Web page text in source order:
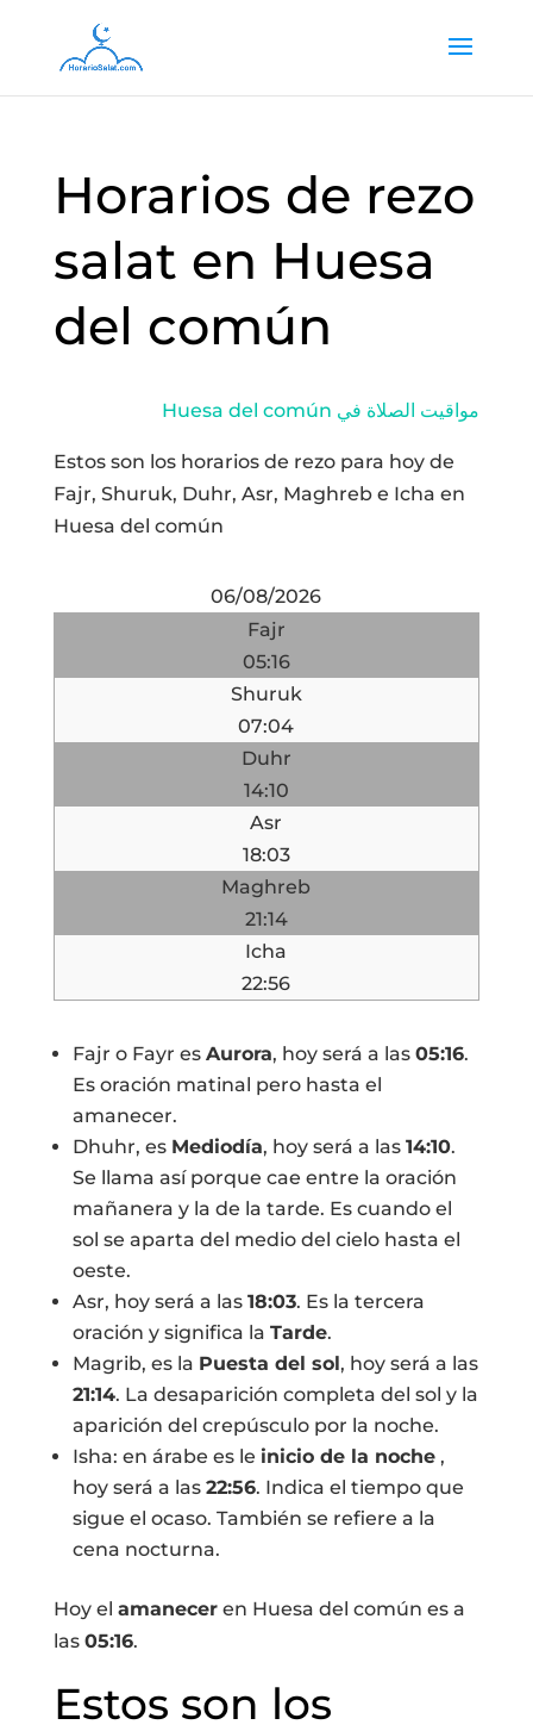
Horarios de rezo
salat en Huesa
del común
Huesa del común مواقيت الصلاة في
Estos son los horarios de rezo para hoy de
Fajr, Shuruk, Duhr, Asr, Maghreb e Icha en
Huesa del común
06/08/2026
Fajr
05:16
Shuruk
07:04
Duhr
14:10
Asr
18:03
Maghreb
21:14
Icha
22:56
Fajr o Fayr es Aurora, hoy será a las 05:16.
Es oración matinal pero hasta el
amanecer.
Dhuhr, es Mediodía, hoy será a las 14:10.
Se llama así porque cae entre la oración
mañanera y la de la tarde. Es cuando el
sol se aparta del medio del cielo hasta el
oeste.
Asr, hoy será a las 18:03. Es la tercera
oración y significa la Tarde.
Magrib, es la Puesta del sol, hoy será a las
21:14. La desaparición completa del sol y la
aparición del crepúsculo por la noche.
Isha: en árabe es le inicio de la noche,
hoy será a las 22:56. Indica el tiempo que
sigue el ocaso. También se refiere a la
cena nocturna.
Hoy el amaneceren Huesa del común es a
las 05:16.
Estos son los